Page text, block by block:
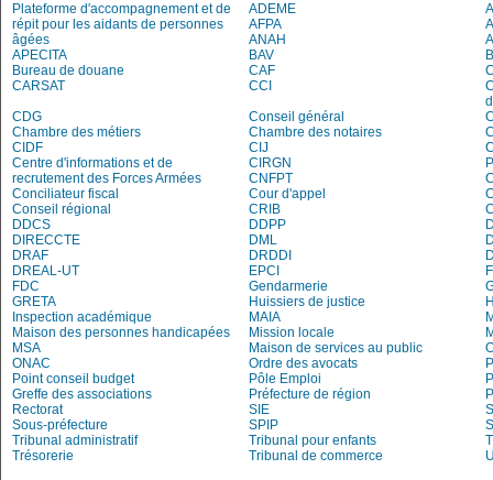
Plateforme d'accompagnement et de
répit pour les aidants de personnes
âgées
ADEME
AFPA
ANAH
APECITA
BAV
Bureau de douane
CAF
CARSAT
CCI
CDG
Conseil général
Chambre des métiers
Chambre des notaires
CIDF
CIJ
Centre d'informations et de
recrutement des Forces Armées
CIRGN
CNFPT
Conciliateur fiscal
Cour d'appel
Conseil régional
CRIB
DDCS
DDPP
DIRECCTE
DML
DRAF
DRDDI
DREAL-UT
EPCI
FDC
Gendarmerie
GRETA
Huissiers de justice
Inspection académique
MAIA
Maison des personnes handicapées
Mission locale
MSA
Maison de services au public
ONAC
Ordre des avocats
Point conseil budget
Pôle Emploi
Greffe des associations
Préfecture de région
Rectorat
SIE
Sous-préfecture
SPIP
Tribunal administratif
Tribunal pour enfants
Trésorerie
Tribunal de commerce